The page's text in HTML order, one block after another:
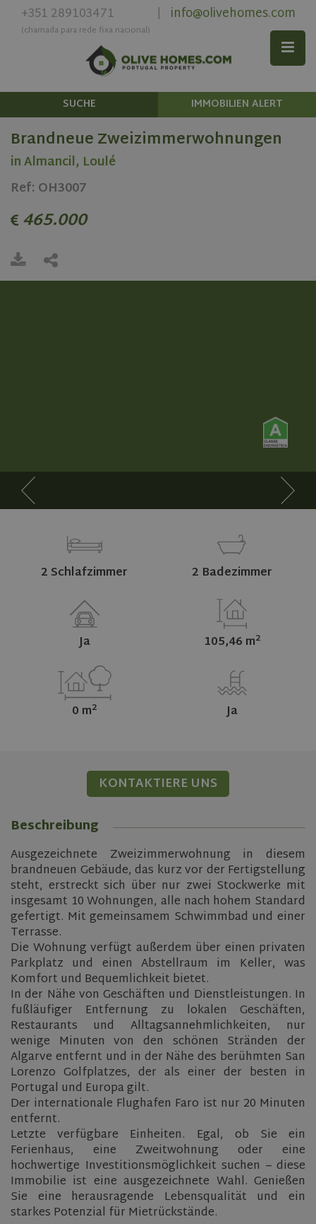
+351 289103471
(chamada para rede fixa nacional)
| info@olivehomes.com
SUCHE IMMOBILIEN ALERT
Brandneue Zweizimmerwohnungen
in Almancil, Loulé
Ref: OH3007
465.000
2 Schlafzimmer 2 Badezimmer
Ja 105,46 m2
0 m2 Ja
KONTAKTIERE UNS
Beschreibung
Ausgezeichnete Zweizimmerwohnung in diesem
brandneuen Gebäude, das kurz vor der Fertigstellung
steht, erstreckt sich über nur zwei Stockwerke mit
insgesamt 10 Wohnungen, alle nach hohem Standard
gefertigt. Mit gemeinsamem Schwimmbad und einer
Terrasse.
Die Wohnung verfügt außerdem über einen privaten
Parkplatz und einen Abstellraum im Keller, was
Komfort und Bequemlichkeit bietet.
In der Nähe von Geschäften und Dienstleistungen. In
fußläufiger Entfernung zu lokalen Geschäften,
Restaurants und Alltagsannehmlichkeiten, nur
wenige Minuten von den schönen Stränden der
Algarve entfernt und in der Nähe des berühmten San
Lorenzo Golfplatzes, der als einer der besten in
Portugal und Europa gilt.
Der internationale Flughafen Faro ist nur 20 Minuten
entfernt.
Letzte verfügbare Einheiten. Egal, ob Sie ein
Ferienhaus, eine Zweitwohnung oder eine
hochwertige Investitionsmöglichkeit suchen – diese
Immobilie ist eine ausgezeichnete Wahl. Genießen
Sie eine herausragende Lebensqualität und ein
starkes Potenzial für Mietrückstände.